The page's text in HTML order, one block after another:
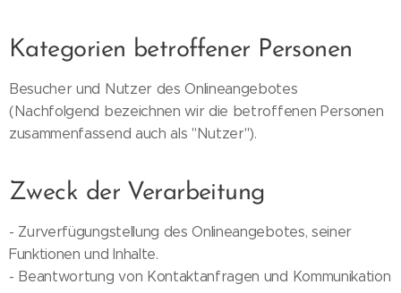
Kategorien betroffener Personen
Besucher und Nutzer des Onlineangebotes
(Nachfolgend bezeichnen wir die betroffenen Personen
zusammenfassend auch als "Nutzer").
Zweck der Verarbeitung
- Zurverfügungstellung des Onlineangebotes, seiner
Funktionen und Inhalte.
- Beantwortung von Kontaktanfragen und Kommunikation